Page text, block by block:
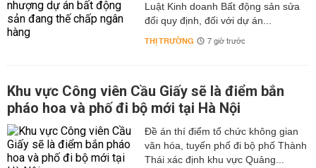
Luật Kinh doanh Bất động sản sửa
đổi quy định, đối với dự án...
THỊ TRƯỜNG 7 giờ trước
Khu vực Công viên Cầu Giấy sẽ là điểm bắn
pháo hoa và phố đi bộ mới tại Hà Nội
Đề án thí điểm tổ chức không gian
văn hóa, tuyến phố đi bộ phố Thành
Thái xác định khu vực Quảng...